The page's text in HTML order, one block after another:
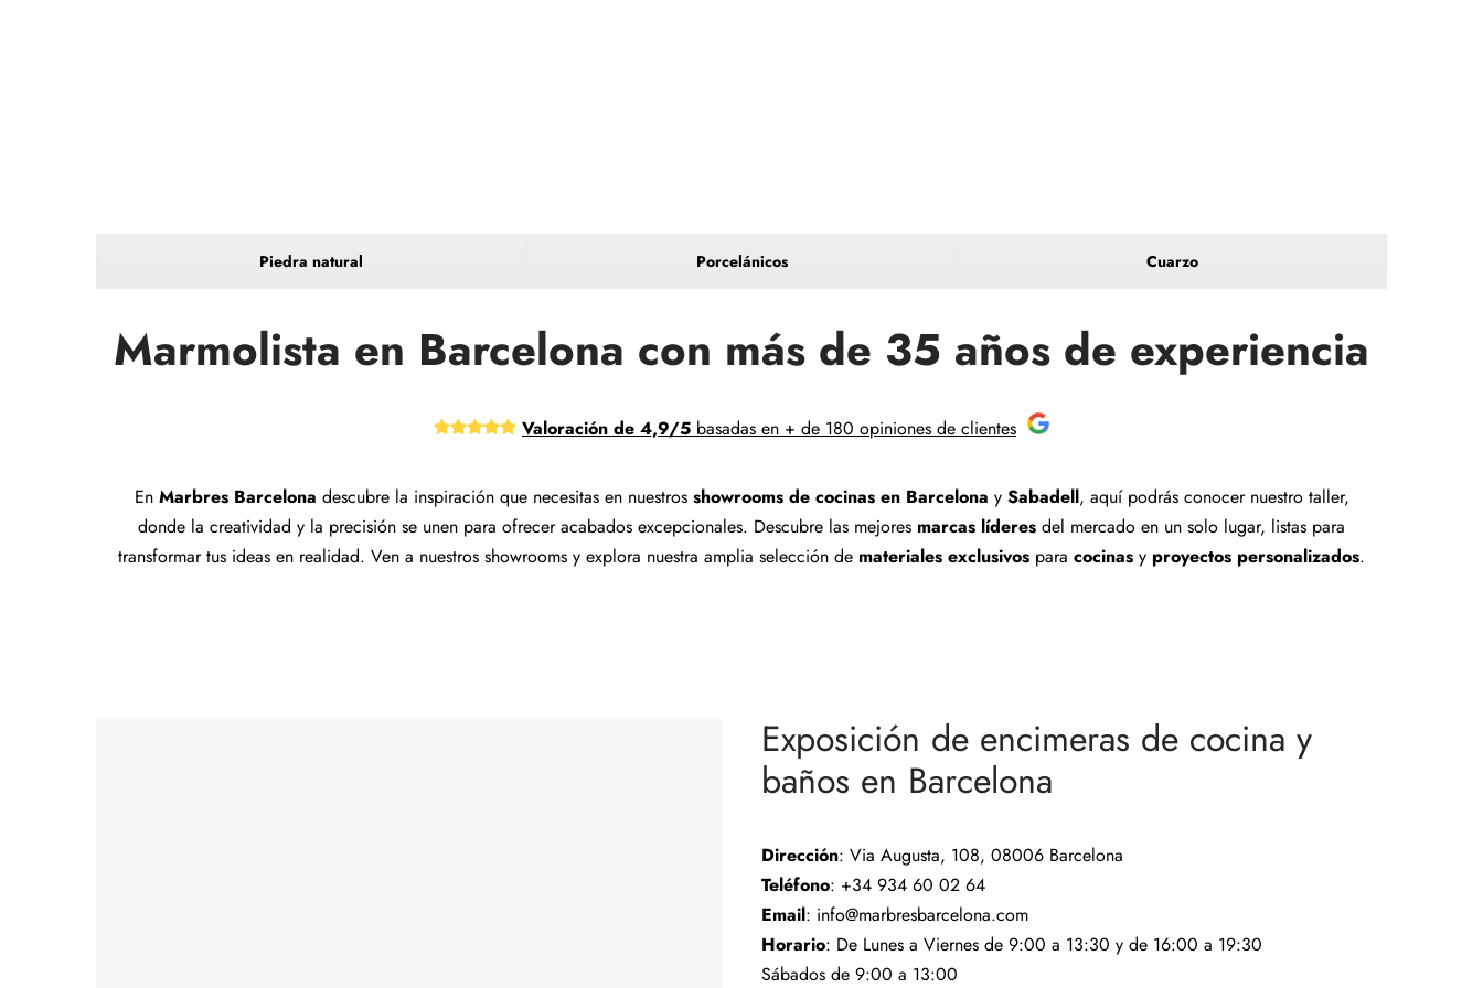
Piedra natural Porcelánicos Cuarzo
Marmolista en Barcelona con más de 35 años de experiencia
Valoración de 4,9/5 basadas en + de 180 opiniones de clientes
En Marbres Barcelona descubre la inspiración que necesitas en nuestros showrooms de cocinas en Barcelona y Sabadell, aquí podrás conocer nuestro taller,
donde la creatividad y la precisión se unen para ofrecer acabados excepcionales. Descubre las mejores marcas líderes del mercado en un solo lugar, listas para
transformar tus ideas en realidad. Ven a nuestros showrooms y explora nuestra amplia selección de materiales exclusivos para cocinas y proyectos personalizados.
Exposición de encimeras de cocina y
baños en Barcelona
Dirección: Via Augusta, 108, 08006 Barcelona
Teléfono: +34 934 60 02 64
Email: info@marbresbarcelona.com
Horario: De Lunes a Viernes de 9:00 a 13:30 y de 16:00 a 19:30
Sábados de 9:00 a 13:00